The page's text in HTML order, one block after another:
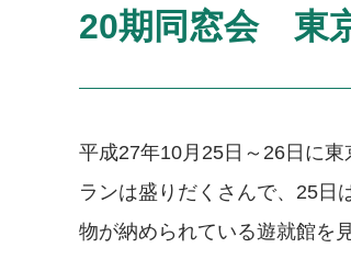
20期同窓会 東
平成27年10月25日～26日に
ランは盛りだくさんで、25日
物が納められている遊就館を